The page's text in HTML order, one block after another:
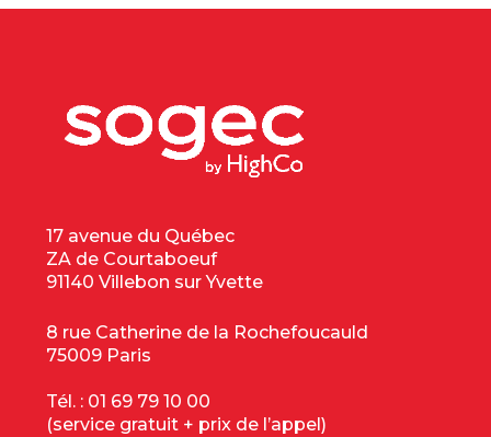
17 avenue du Québec
ZA de Courtaboeuf
91140 Villebon sur Yvette
8 rue Catherine de la Rochefoucauld
75009 Paris
Tél. : 01 69 79 10 00
(service gratuit + prix de l’appel)